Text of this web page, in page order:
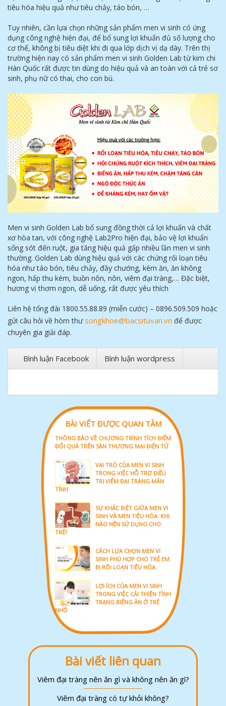
tiêu hóa hiệu quả như tiêu chảy, táo bón, …
Tuy nhiên, cần lựa chọn những sản phẩm men vi sinh có ứng
dụng công nghệ hiện đại, để bổ sung lợi khuẩn đủ số lượng cho
cơ thể, không bị tiêu diệt khi đi qua lớp dịch vị dạ dày. Trên thị
trường hiện nay có sản phẩm men vi sinh Golden Lab từ kim chi
Hàn Quốc rất được tin dùng do hiệu quả và an toàn với cả trẻ sơ
sinh, phụ nữ có thai, cho con bú.
Men vi sinh Golden Lab bổ sung đồng thời cả lợi khuẩn và chất
xơ hòa tan, với công nghệ Lab2Pro hiện đại, bảo vệ lợi khuẩn
sống sót đến ruột, gia tăng hiệu quả gấp nhiều lần men vi sinh
thường. Golden Lab dùng hiệu quả với các chứng rối loạn tiêu
hóa như táo bón, tiêu chảy, đầy chướng, kém ăn, ăn không
ngon, hấp thu kém, buồn nôn, nôn, viêm đại tràng,… Đặc biệt,
hương vị thơm ngon, dễ uống, rất được yêu thích
Liên hệ tổng đài 1800.55.88.89 (miễn cước) – 0896.509.509 hoặc
gửi câu hỏi về hòm thưsongkhoe@bacsituvan.vn để được
chuyên gia giải đáp.
Bình luận Facebook Bình luận wordpress
BÀI VIẾT ĐƯỢC QUAN TÂM
THÔNG BÁO VỀ CHƯƠNG TRÌNH TÍCH ĐIỂM
ĐỔI QUÀ TRÊN SÀN THƯƠNG MẠI ĐIỆN TỬ
VAI TRÒ CỦA MEN VI SINH
TRONG VIỆC HỖ TRỢ ĐIỀU
TRỊ VIÊM ĐẠI TRÀNG MÃN
TÍNH
SỰ KHÁC BIỆT GIỮA MEN VI
SINH VÀ MEN TIÊU HÓA: KHI
NÀO NÊN SỬ DỤNG CHO
TRẺ?
CÁCH LỰA CHỌN MEN VI
SINH PHÙ HỢP CHO TRẺ EM
BỊ RỐI LOẠN TIÊU HÓA
LỢI ÍCH CỦA MEN VI SINH
TRONG VIỆC CẢI THIỆN TÌNH
TRẠNG BIẾNG ĂN Ở TRẺ
NHỎ
Bài viết liên quan
Viêm đại tràng nên ăn gì và không nên ăn gì?
Viêm đại tràng có tự khỏi không?